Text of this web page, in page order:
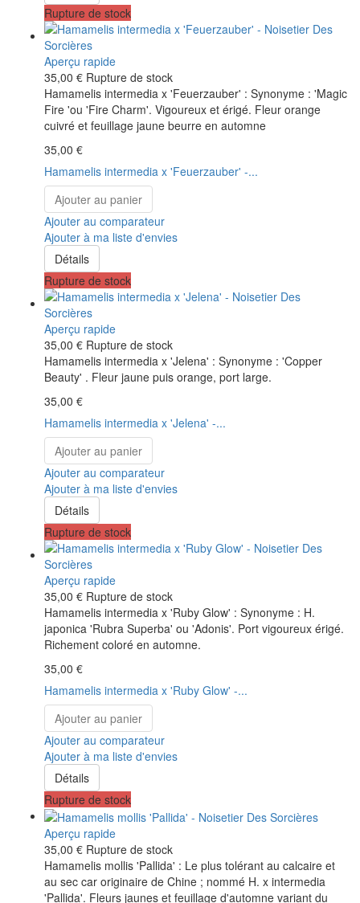
Rupture de stock
Aperçu rapide
35,00 € Rupture de stock
Hamamelis intermedia x 'Feuerzauber' : Synonyme : 'Magic
Fire 'ou 'Fire Charm'. Vigoureux et érigé. Fleur orange
cuivré et feuillage jaune beurre en automne
35,00 €
Hamamelis intermedia x 'Feuerzauber' -...
Ajouter au panier
Ajouter au comparateur
Ajouter à ma liste d'envies
Détails
Rupture de stock
Aperçu rapide
35,00 € Rupture de stock
Hamamelis intermedia x 'Jelena' : Synonyme : 'Copper
Beauty' . Fleur jaune puis orange, port large.
35,00 €
Hamamelis intermedia x 'Jelena' -...
Ajouter au panier
Ajouter au comparateur
Ajouter à ma liste d'envies
Détails
Rupture de stock
Aperçu rapide
35,00 € Rupture de stock
Hamamelis intermedia x 'Ruby Glow' : Synonyme : H.
japonica 'Rubra Superba' ou 'Adonis'. Port vigoureux érigé.
Richement coloré en automne.
35,00 €
Hamamelis intermedia x 'Ruby Glow' -...
Ajouter au panier
Ajouter au comparateur
Ajouter à ma liste d'envies
Détails
Rupture de stock
Aperçu rapide
35,00 € Rupture de stock
Hamamelis mollis 'Pallida' : Le plus tolérant au calcaire et
au sec car originaire de Chine ; nommé H. x intermedia
'Pallida'. Fleurs jaunes et feuillage d'automne variant du